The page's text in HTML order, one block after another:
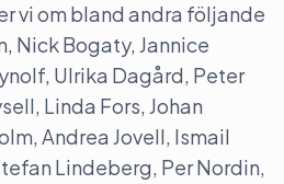
vi om bland andra följande
Nick Bogaty, Jannice
Ulrika Dagård, Peter
Linda Fors, Johan
Andrea Jovell, Ismail
Lindeberg, Per Nordin,